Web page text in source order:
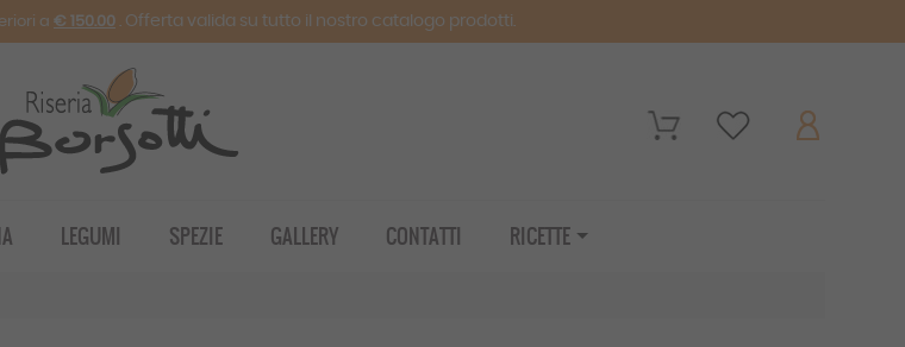
a € 150.00 . Offerta valida su tutto il nostro catalogo prodotti.
LEGUMI SPEZIE GALLERY CONTATTI RICETTE